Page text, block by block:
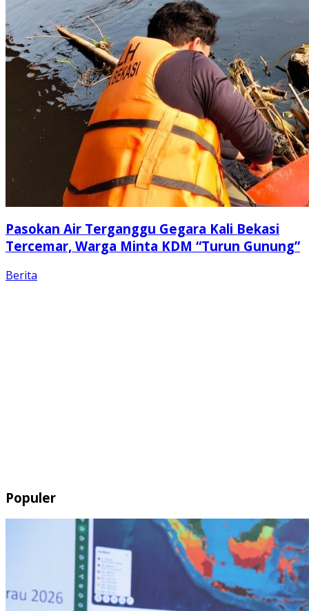
Pasokan Air Terganggu Gegara Kali Bekasi
Tercemar, Warga Minta KDM “Turun Gunung”
Berita
Populer